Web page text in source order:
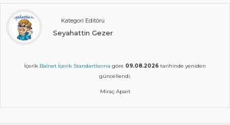
Kategori Editörü
Seyahattin Gezer
İçerik Balnet İçerik Standartlarına göre 09.08.2026 tarihinde yeniden
güncellendi.
Miraç Apart